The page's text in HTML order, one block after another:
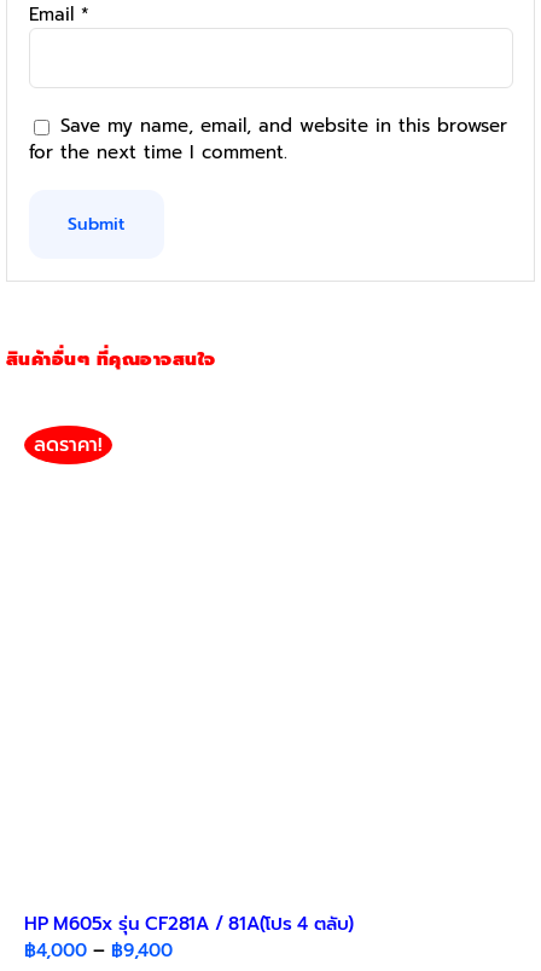
Email *
Save my name, email, and website in this browser
for the next time I comment.
สินค้าอื่นๆ ที่คุณอาจสนใจ
ลดราคา!
HP M605x รุ่น CF281A / 81A(โปร 4 ตลับ)​
฿4,000 – ฿9,400Price